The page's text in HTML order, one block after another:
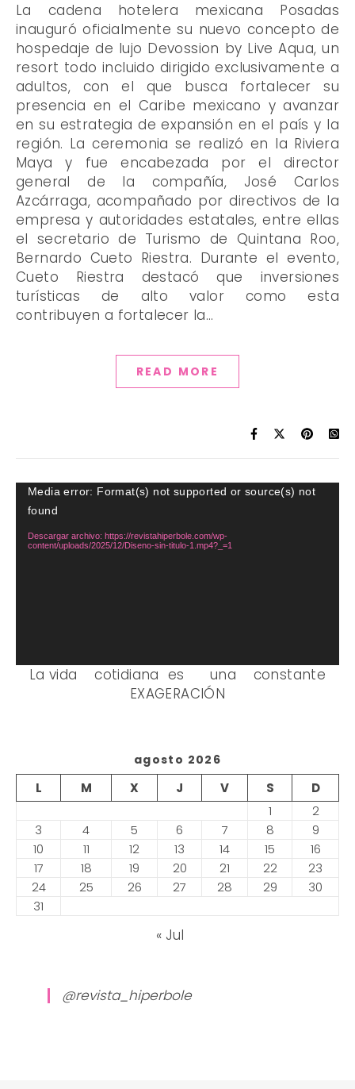
La cadena hotelera mexicana Posadas
inauguró oficialmente su nuevo concepto de
hospedaje de lujo Devossion by Live Aqua, un
resort todo incluido dirigido exclusivamente a
adultos, con el que busca fortalecer su
presencia en el Caribe mexicano y avanzar
en su estrategia de expansión en el país y la
región. La ceremonia se realizó en la Riviera
Maya y fue encabezada por el director
general de la compañía, José Carlos
Azcárraga, acompañado por directivos de la
empresa y autoridades estatales, entre ellas
el secretario de Turismo de Quintana Roo,
Bernardo Cueto Riestra. Durante el evento,
Cueto Riestra destacó que inversiones
turísticas de alto valor como esta
contribuyen a fortalecer la…
READ MORE
Reproductor
de
vídeo
Media error: Format(s) not supported or source(s) not
found
Descargar archivo: https://revistahiperbole.com/wp-
content/uploads/2025/12/Diseno-sin-titulo-1.mp4?_=1
La vida cotidiana es una constante
EXAGERACIÓN
agosto 2026
L M X J V S
D
1
2
3
4 5 6 7 8
9
10
11 12 13 14 15
16
17
18 19 20 21 22
23
24
25 26 27 28 29
30
31
« Jul
@revista_hiperbole